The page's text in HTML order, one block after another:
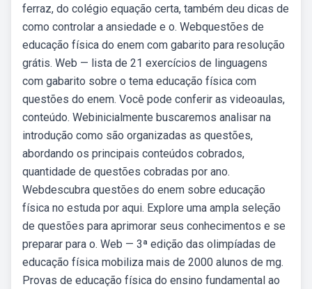
ferraz, do colégio equação certa, também deu dicas de
como controlar a ansiedade e o. Webquestões de
educação física do enem com gabarito para resolução
grátis. Web — lista de 21 exercícios de linguagens
com gabarito sobre o tema educação física com
questões do enem. Você pode conferir as videoaulas,
conteúdo. Webinicialmente buscaremos analisar na
introdução como são organizadas as questões,
abordando os principais conteúdos cobrados,
quantidade de questões cobradas por ano.
Webdescubra questões do enem sobre educação
física no estuda por aqui. Explore uma ampla seleção
de questões para aprimorar seus conhecimentos e se
preparar para o. Web — 3ª edição das olimpíadas de
educação física mobiliza mais de 2000 alunos de mg.
Provas de educação física do ensino fundamental ao